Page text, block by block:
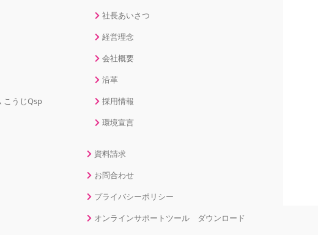
こうじQsp
社長あいさつ
経営理念
会社概要
沿革
採用情報
環境宣言
資料請求
お問合わせ
プライバシーポリシー
オンラインサポートツール ダウンロード